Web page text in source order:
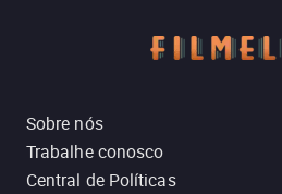
Sobre nós
Trabalhe conosco
Central de Políticas